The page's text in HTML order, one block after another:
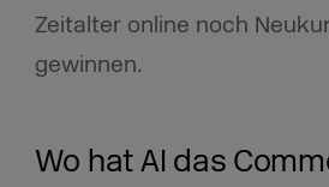
Zeitalter online noch
gewinnen.
Wo hat AI das